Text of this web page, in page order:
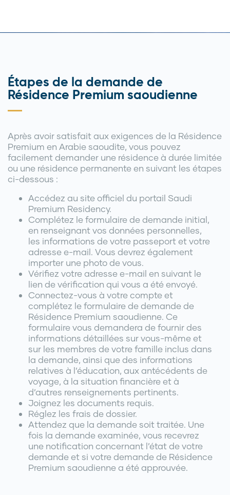
Étapes de la demande de
Résidence Premium saoudienne
Après avoir satisfait aux exigences de la Résidence
Premium en Arabie saoudite, vous pouvez
facilement demander une résidence à durée limitée
ou une résidence permanente en suivant les étapes
ci-dessous :
Accédez au site officiel du portail Saudi
Premium Residency.
Complétez le formulaire de demande initial,
en renseignant vos données personnelles,
les informations de votre passeport et votre
adresse e-mail. Vous devrez également
importer une photo de vous.
Vérifiez votre adresse e-mail en suivant le
lien de vérification qui vous a été envoyé.
Connectez-vous à votre compte et
complétez le formulaire de demande de
Résidence Premium saoudienne. Ce
formulaire vous demandera de fournir des
informations détaillées sur vous-même et
sur les membres de votre famille inclus dans
la demande, ainsi que des informations
relatives à l’éducation, aux antécédents de
voyage, à la situation financière et à
d’autres renseignements pertinents.
Joignez les documents requis.
Réglez les frais de dossier.
Attendez que la demande soit traitée. Une
fois la demande examinée, vous recevrez
une notification concernant l’état de votre
demande et si votre demande de Résidence
Premium saoudienne a été approuvée.